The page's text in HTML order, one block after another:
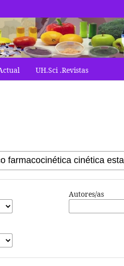
UH.Sci .Revistas
Autores/as